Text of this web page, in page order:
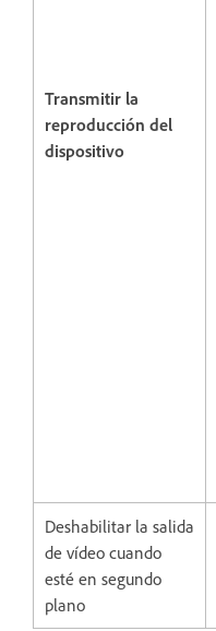
Transmitir la
reproducción del
dispositivo
Deshabilitar la salida
de vídeo cuando
esté en segundo
plano